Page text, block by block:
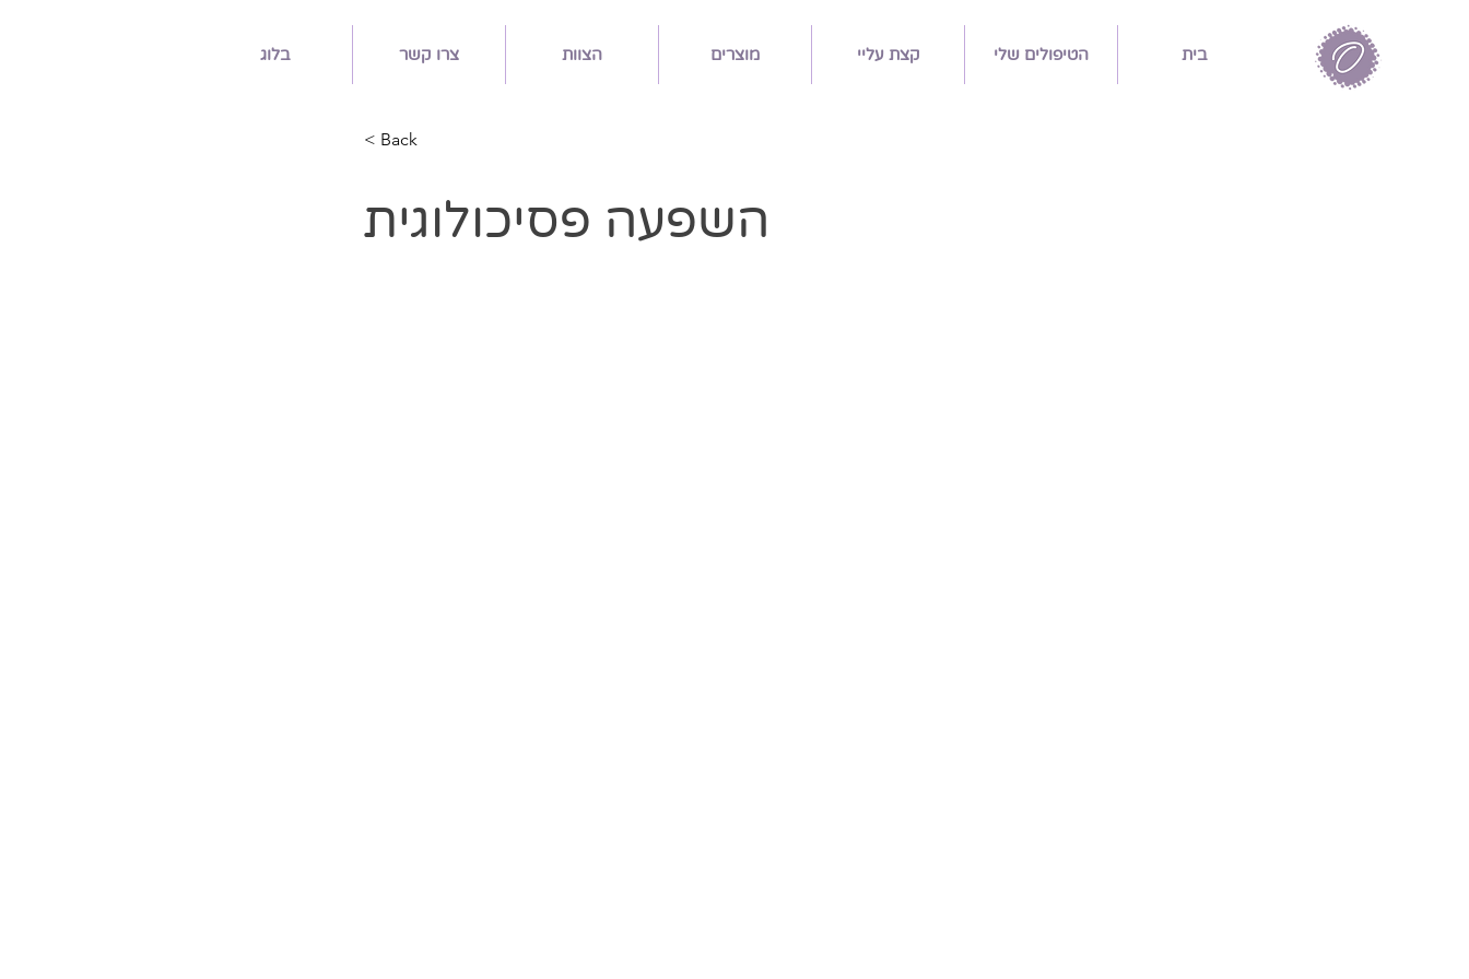
בית הטיפולים שלי קצת עליי מוצרים הצוות צרו קשר בלוג
< Back
השפעה פסיכולוגית